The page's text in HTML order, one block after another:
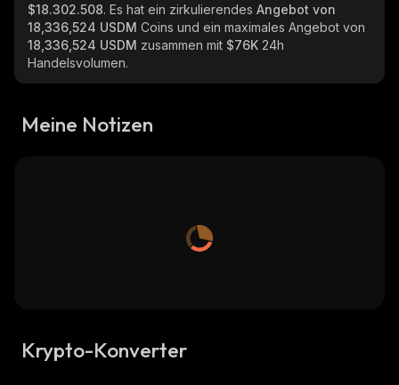
$18.302.508. Es hat ein zirkulierendes Angebot von
18,336,524 USDM Coins und ein maximales Angebot von
18,336,524 USDM zusammen mit $76K 24h
Handelsvolumen.
Meine Notizen
Krypto-Konverter